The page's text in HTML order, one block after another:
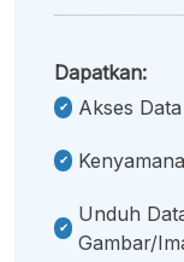
Dapatkan:
Akses
Unduh
Gambar/